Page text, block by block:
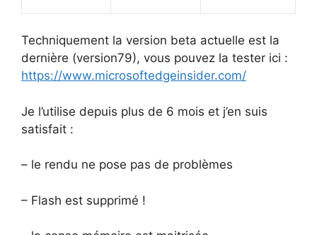
Techniquement la version beta actuelle est la
dernière (version79), vous pouvez la tester ici :
https://www.microsoftedgeinsider.com/
Je l’utilise depuis plus de 6 mois et j’en suis
satisfait :
– le rendu ne pose pas de problèmes
– Flash est supprimé !